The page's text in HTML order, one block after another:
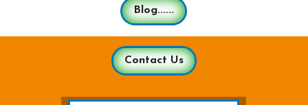
Blog......
Contact Us